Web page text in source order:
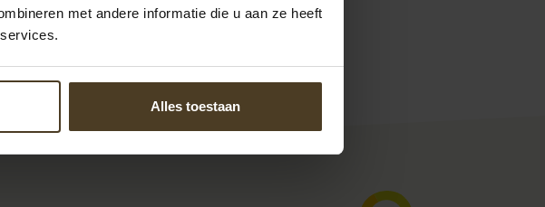
met andere informatie die u aan ze heeft
Alles toestaan